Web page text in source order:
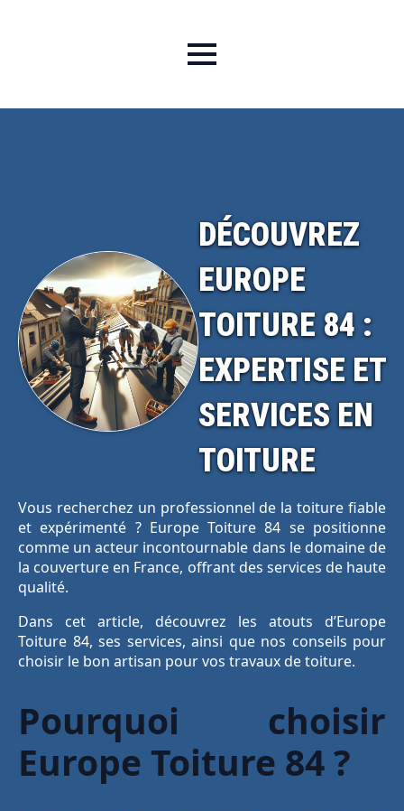
DÉCOUVREZ
EUROPE
TOITURE 84 :
EXPERTISE ET
SERVICES EN
TOITURE
Vous recherchez un professionnel de la toiture fiable
et expérimenté ? Europe Toiture 84 se positionne
comme un acteur incontournable dans le domaine de
la couverture en France, offrant des services de haute
qualité.
Dans cet article, découvrez les atouts d’Europe
Toiture 84, ses services, ainsi que nos conseils pour
choisir le bon artisan pour vos travaux de toiture.
Pourquoi choisir
Europe Toiture 84 ?